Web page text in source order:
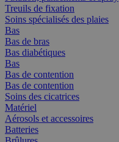
Treuils de fixation
Soins spécialisés des plaies
Bas
Bas de bras
Bas diabétiques
Bas
Bas de contention
Bas de contention
Soins des cicatrices
Matériel
Aérosols et accessoires
Batteries